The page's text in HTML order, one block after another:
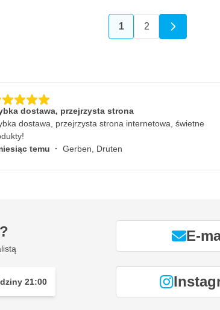
Aktualnie czytasz
1 Strona
2
dostawa, przejrzysta strona
dostawa, przejrzysta strona internetowa, świetne
temu · Gerben, Druten
21:00
E-